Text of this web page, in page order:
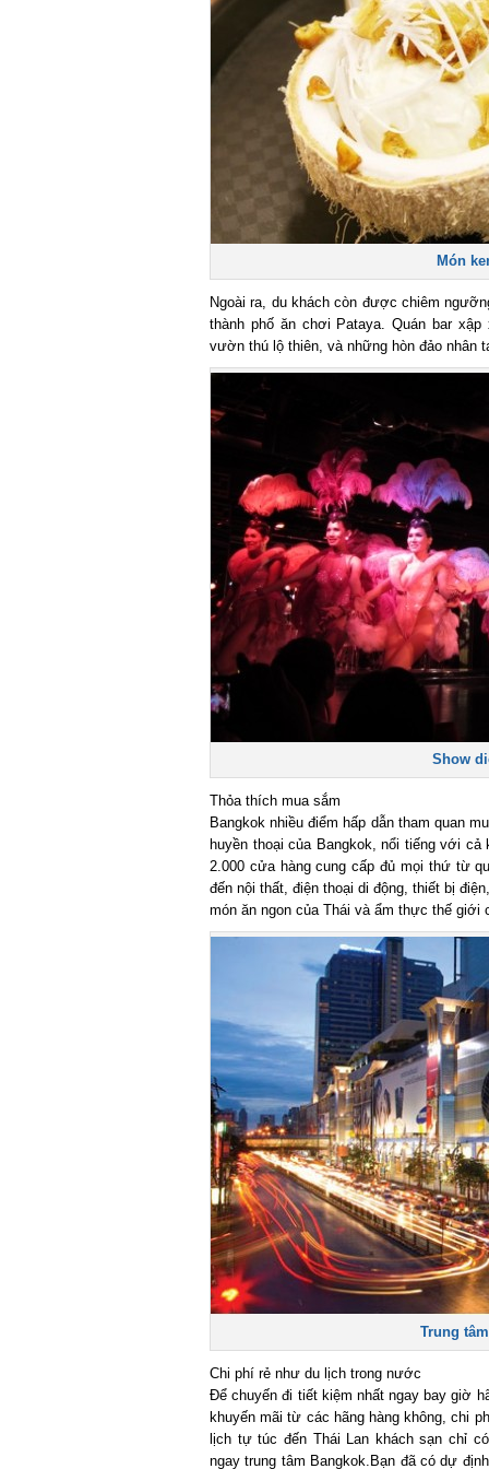
Món
Ngoài ra, du khách còn được chiêm
thành phố ăn chơi Pataya. Quán bar xập
vườn thú lộ thiên, và những hòn đảo nhân
Show
Thỏa thích mua sắm
Bangkok nhiều điểm hấp dẫn tham quan
huyền thoại của Bangkok, nổi tiếng với cả
2.000 cửa hàng cung cấp đủ mọi thứ từ
đến nội thất, điện thoại di động, thiết bị
món ăn ngon của Thái và ẩm thực thế giới
Trung
Chi phí rẻ như du lịch trong nước
Để chuyến đi tiết kiệm nhất ngay bay giờ
khuyến mãi từ các hãng hàng không, chi
lịch tự túc đến Thái Lan khách sạn chỉ
ngay trung tâm Bangkok.Bạn đã có dự